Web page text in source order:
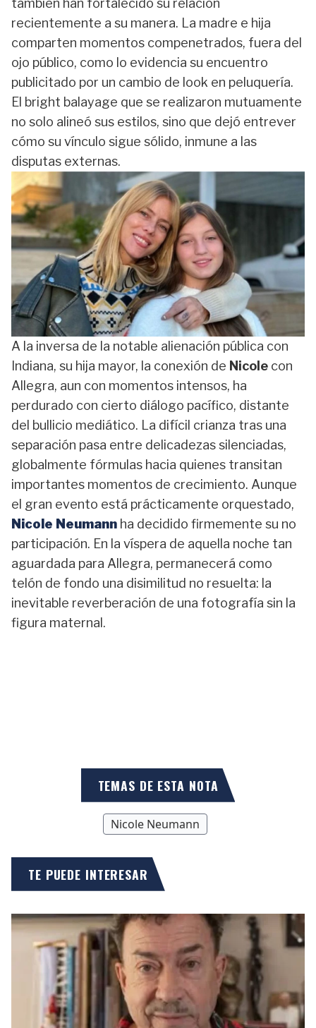
también han fortalecido su relación
recientemente a su manera. La madre e hija
comparten momentos compenetrados, fuera del
ojo público, como lo evidencia su encuentro
publicitado por un cambio de look en peluquería.
El bright balayage que se realizaron mutuamente
no solo alineó sus estilos, sino que dejó entrever
cómo su vínculo sigue sólido, inmune a las
disputas externas.
A la inversa de la notable alienación pública con
Indiana, su hija mayor, la conexión de Nicole con
Allegra, aun con momentos intensos, ha
perdurado con cierto diálogo pacífico, distante
del bullicio mediático. La difícil crianza tras una
separación pasa entre delicadezas silenciadas,
globalmente fórmulas hacia quienes transitan
importantes momentos de crecimiento. Aunque
el gran evento está prácticamente orquestado,
Nicole Neumann ha decidido firmemente su no
participación. En la víspera de aquella noche tan
aguardada para Allegra, permanecerá como
telón de fondo una disimilitud no resuelta: la
inevitable reverberación de una fotografía sin la
figura maternal.
TEMAS DE ESTA NOTA
Nicole Neumann
TE PUEDE INTERESAR